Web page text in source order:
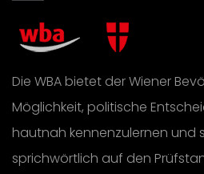
Die WBA bietet der Wiener
Möglichkeit, politische
hautnah kennenzulernen und
sprichwörtlich auf den